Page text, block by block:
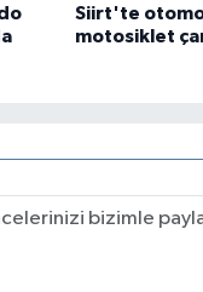
Siirt'te
motosiklet